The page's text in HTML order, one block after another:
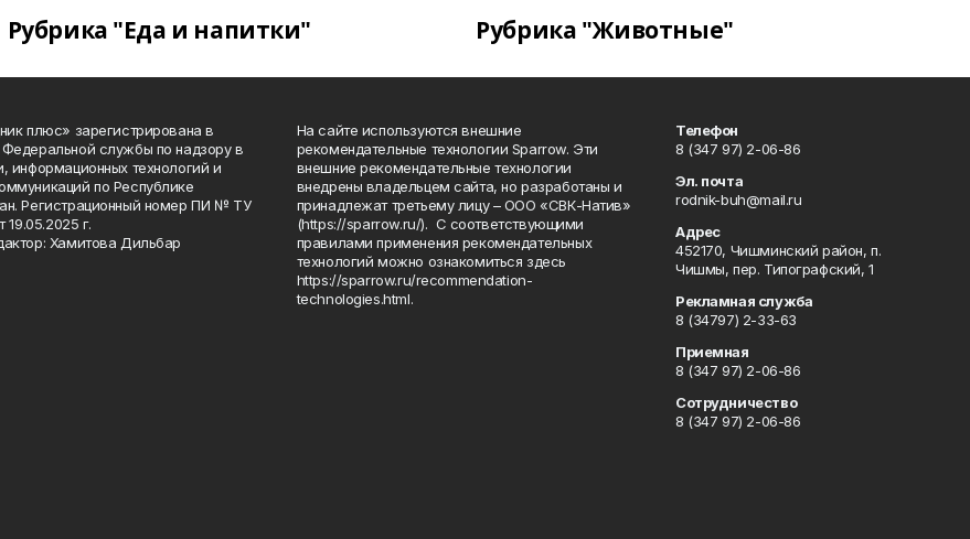
Рубрика "Еда и напитки" Рубрика "Животные"
плюс» зарегистрирована в
службы по надзору в
информационных технологий и
по Республике
Регистрационный номер ПИ № ТУ
19.05.2025 г.
Хамитова Дильбар
На сайте используются внешние
рекомендательные технологии Sparrow. Эти
внешние рекомендательные технологии
внедрены владельцем сайта, но разработаны и
принадлежат третьему лицу – ООО «СВК-Натив»
(https://sparrow.ru/). С соответствующими
правилами применения рекомендательных
технологий можно ознакомиться здесь
https://sparrow.ru/recommendation-
technologies.html.
Телефон
8 (347 97) 2-06-86
Эл. почта
rodnik-buh@mail.ru
Адрес
452170, Чишминский район, п.
Чишмы, пер. Типографский, 1
Рекламная служба
8 (34797) 2-33-63
Приемная
8 (347 97) 2-06-86
Сотрудничество
8 (347 97) 2-06-86